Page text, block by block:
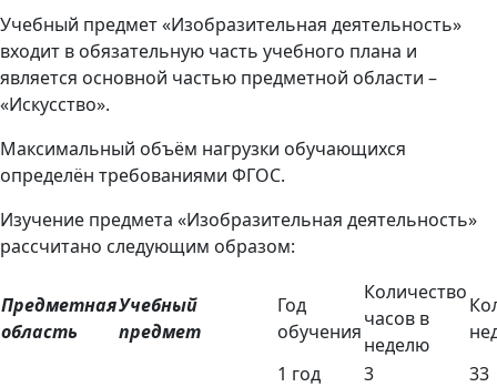
Учебный предмет «Изобразительная деятельность»
входит в обязательную часть учебного плана и
является основной частью предметной области –
«Искусство».
Максимальный объём нагрузки обучающихся
определён требованиями ФГОС.
Изучение предмета «Изобразительная деятельность»
рассчитано следующим образом:
Предметная
область
Учебный
предмет
Год
обучения
Количество
часов в
неделю
1 год 3
33